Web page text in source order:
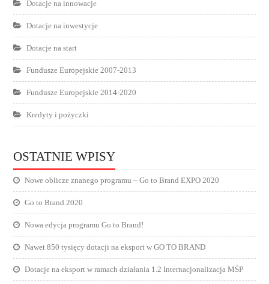
Dotacje na innowacje
Dotacje na inwestycje
Dotacje na start
Fundusze Europejskie 2007-2013
Fundusze Europejskie 2014-2020
Kredyty i pożyczki
OSTATNIE WPISY
Nowe oblicze znanego programu – Go to Brand EXPO 2020
Go to Brand 2020
Nowa edycja programu Go to Brand!
Nawet 850 tysięcy dotacji na eksport w GO TO BRAND
Dotacje na eksport w ramach działania 1.2 Internacjonalizacja MŚP